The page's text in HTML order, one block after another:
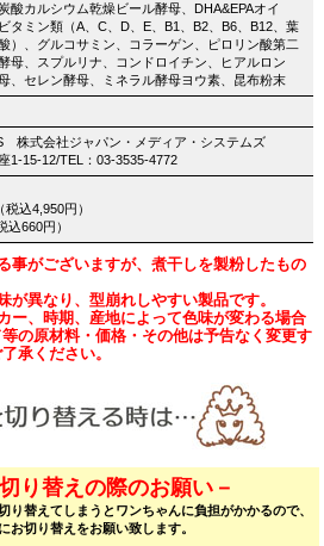
酸カルシウム乾燥ビール酵母、DHA&EPAオイ
タミン類（A、C、D、E、B1、B2、B6、B12、葉
）、グルコサミン、コラーゲン、ピロリン酸第二
母、スプルリナ、コンドロイチン、ヒアルロン
、セレン酵母、ミネラル酵母ヨウ素、昆布粉末
株式会社ジャパン・メディア・システムズ
1-15-12/TEL：03-3535-4772
込4,950円）
込660円）
事がございますが、煮干しを製粉したもの
が異なり、型崩れしやすい製品です。
ー、時期、産地によって色味が変わる場合
の原材料・価格・その他は予告なく変更す
承ください。
り替えの際のお願い－
り替えてしまうとワンちゃんに負担がかかるので、
お切り替えをお願い致します。